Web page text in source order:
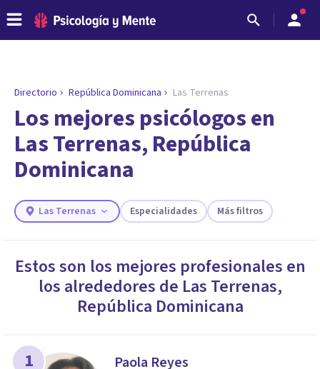
ENCONTRAR MI TERAPEUTA
¿Necesitas ayuda para encontrar el
psicólogo adecuado?
Responde a unas breves preguntas y te ofreceremos
los profesionales que más se ajustan a tus
Responder cuestionario
Directorio República Dominicana Las Terrenas
Los mejores psicólogos en
Las Terrenas, República
Dominicana
Las Terrenas Especialidades Más filtros
Estos son los mejores profesionales en
los alrededores de Las Terrenas,
República Dominicana
1 Paola Reyes